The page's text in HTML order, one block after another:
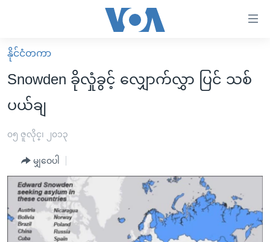
လွယ်ကူ
စေ
သည့်
များ
အကြောင်းအရာ
ကျော်
ကြည့်
မူလစာမျက်နှာ
မြန်မာ
ကမ္ဘာ့သတင်းများ
နိုင်ငံတကာ
အစ္စရေး-ပါလက်စတိုင်း
ဗွီဒီယို
ရပ်ဝန်းတခု လမ်းတခု အလွန်
အင်္ဂလိပ်စာလေ့လာမယ်
အမေရိကန်သုံးအီဒီယံ
မကြေးမုံရဲ့ အင်္ဂလိပ်စာ
အပတ်စဉ်ကဏ္ဍများ
ရေဒီယို
ရေဒီယိုနှင့်ရုပ်သံ အချက်အလက်များ
နိုင်ငံတကာ
Snowden ခိုလှုံခွင့် လျှောက်လွှာ ပြင် သစ်
ပယ်ချ
၀၅ ဇူလိုင္၊ ၂၀၁၃
မျှဝေပါ